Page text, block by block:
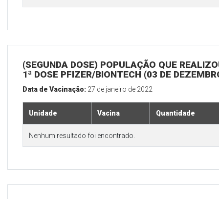
(SEGUNDA DOSE) POPULAÇÃO QUE
1ª DOSE PFIZER/BIONTECH (03 DE
Data de Vacinação: 27 de janeiro de 2022
Unidade Vacina Quantidade
Nenhum resultado foi encontrado.